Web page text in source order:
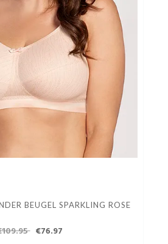
BEUGEL SPARKLING ROSE
€76.97